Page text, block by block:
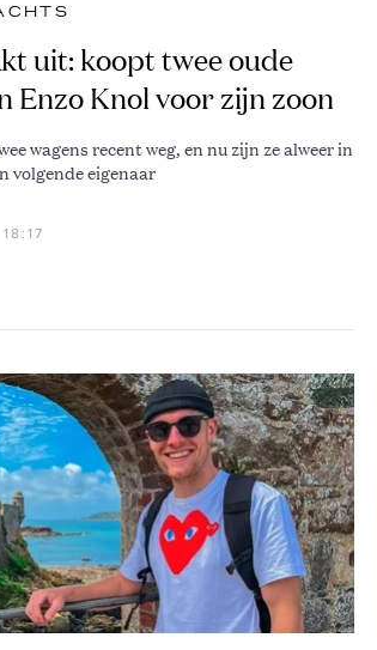
uit: koopt twee oude
Enzo Knol voor zijn zoon
wagens recent weg, en nu zijn ze alweer in
volgende eigenaar